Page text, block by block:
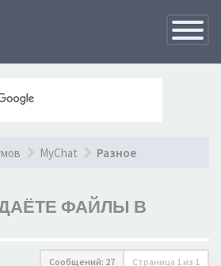
MyChat Разное
ФАЙЛЫ В
Сообщений: 27 Страница 1 из 1